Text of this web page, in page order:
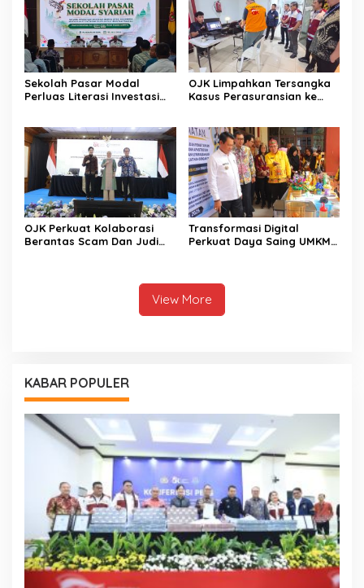
Sekolah Pasar Modal
Perluas Literasi Investasi
OJK Limpahkan Tersangka
Kasus Perasuransian ke
OJK Perkuat Kolaborasi
Berantas Scam Dan Judi
Transformasi Digital
Perkuat Daya Saing UMKM
View More
KABAR POPULER